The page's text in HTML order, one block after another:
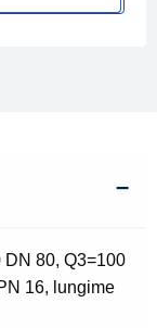
80, Q3=100
16, lungime